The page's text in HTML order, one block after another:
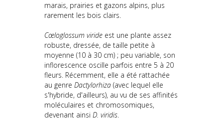
marais, prairies et gazons alpins, plus
rarement les bois clairs.
Cœloglossum viride est une plante assez
robuste, dressée, de taille petite à
moyenne (10 à 30 cm) ; peu variable, son
inflorescence oscille parfois entre 5 à 20
fleurs. Récemment, elle a été rattachée
au genre Dactylorhiza (avec lequel elle
s'hybride, d'ailleurs), au vu de ses affinités
moléculaires et chromosomiques,
devenant ainsi D. viridis.